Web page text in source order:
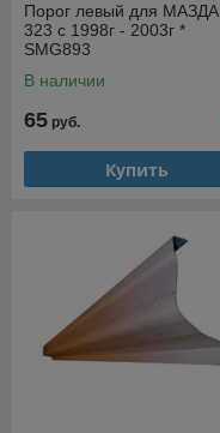
Порог левый для МАЗДА
323 с 1998г - 2003г *
SMG893
В наличии
65 руб.
Купить